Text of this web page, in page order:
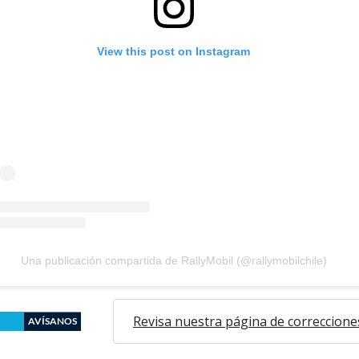
View this post on Instagram
Una publicación compartida de RallyMobil (@rallymobilchile)
AVÍSANOS Revisa nuestra página de